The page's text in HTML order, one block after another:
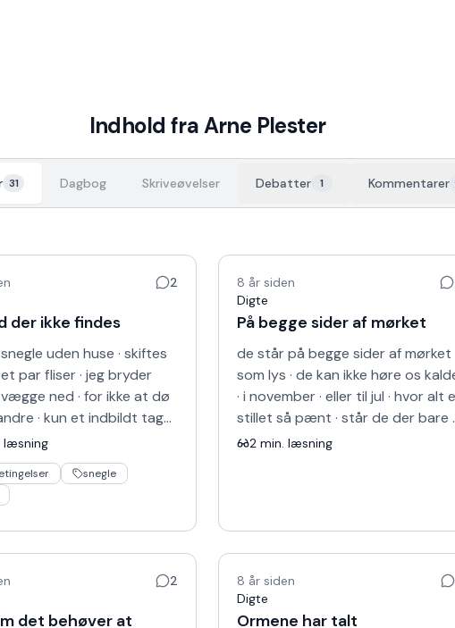
Indhold fraArne Plester
31 Dagbog Skriveøvelser Debatter 1 Kommentarer
2
der ikke findes
uden huse · skiftes
par fliser · jeg bryder
ned · for ikke at dø
· kun et indbildt tag
· på ryggen af en
· m…
læsning
snegle
8 år siden
Digte
På begge sider af mørket
de står på begge sider af mørket
som lys · de kan ikke høre os
· i november · eller til jul · hvor alt
stillet så pænt · står de der bare ·
som eneste konstant · med
2 min. læsning
2
det behøver at
8 år siden
Digte
Ormene har talt